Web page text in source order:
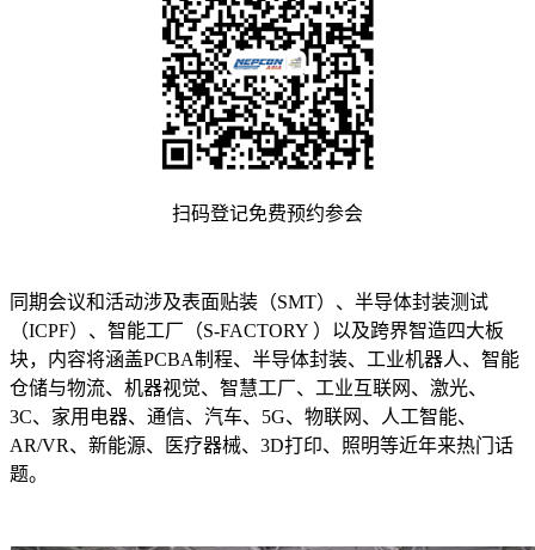
扫码登记免费预约参会
同期会议和活动涉及表面贴装（SMT）、半导体封装测试
（ICPF）、智能工厂（S-FACTORY ）以及跨界智造四大板
块，内容将涵盖PCBA制程、半导体封装、工业机器人、智能
仓储与物流、机器视觉、智慧工厂、工业互联网、激光、
3C、家用电器、通信、汽车、5G、物联网、人工智能、
AR/VR、新能源、医疗器械、3D打印、照明等近年来热门话
题。